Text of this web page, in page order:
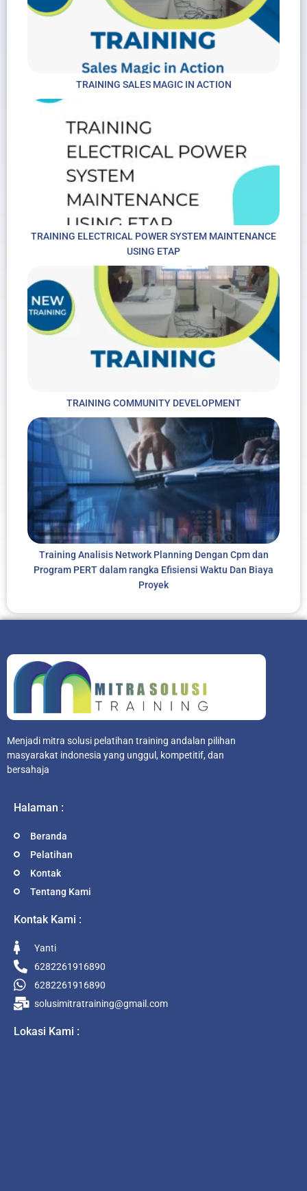
TRAINING SALES MAGIC IN ACTION
TRAINING ELECTRICAL POWER SYSTEM MAINTENANCE
USING ETAP
TRAINING COMMUNITY DEVELOPMENT
Training Analisis Network Planning Dengan Cpm dan
Program PERT dalam rangka Efisiensi Waktu Dan Biaya
Proyek
Menjadi mitra solusi pelatihan training andalan pilihan
masyarakat indonesia yang unggul, kompetitif, dan
bersahaja
Halaman :
Beranda
Pelatihan
Kontak
Tentang Kami
Kontak Kami :
Yanti
6282261916890
6282261916890
solusimitratraining@gmail.com
Lokasi Kami :